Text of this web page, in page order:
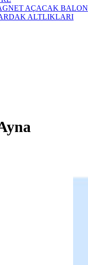
AÇACAK BALON
ALTLIKLARI